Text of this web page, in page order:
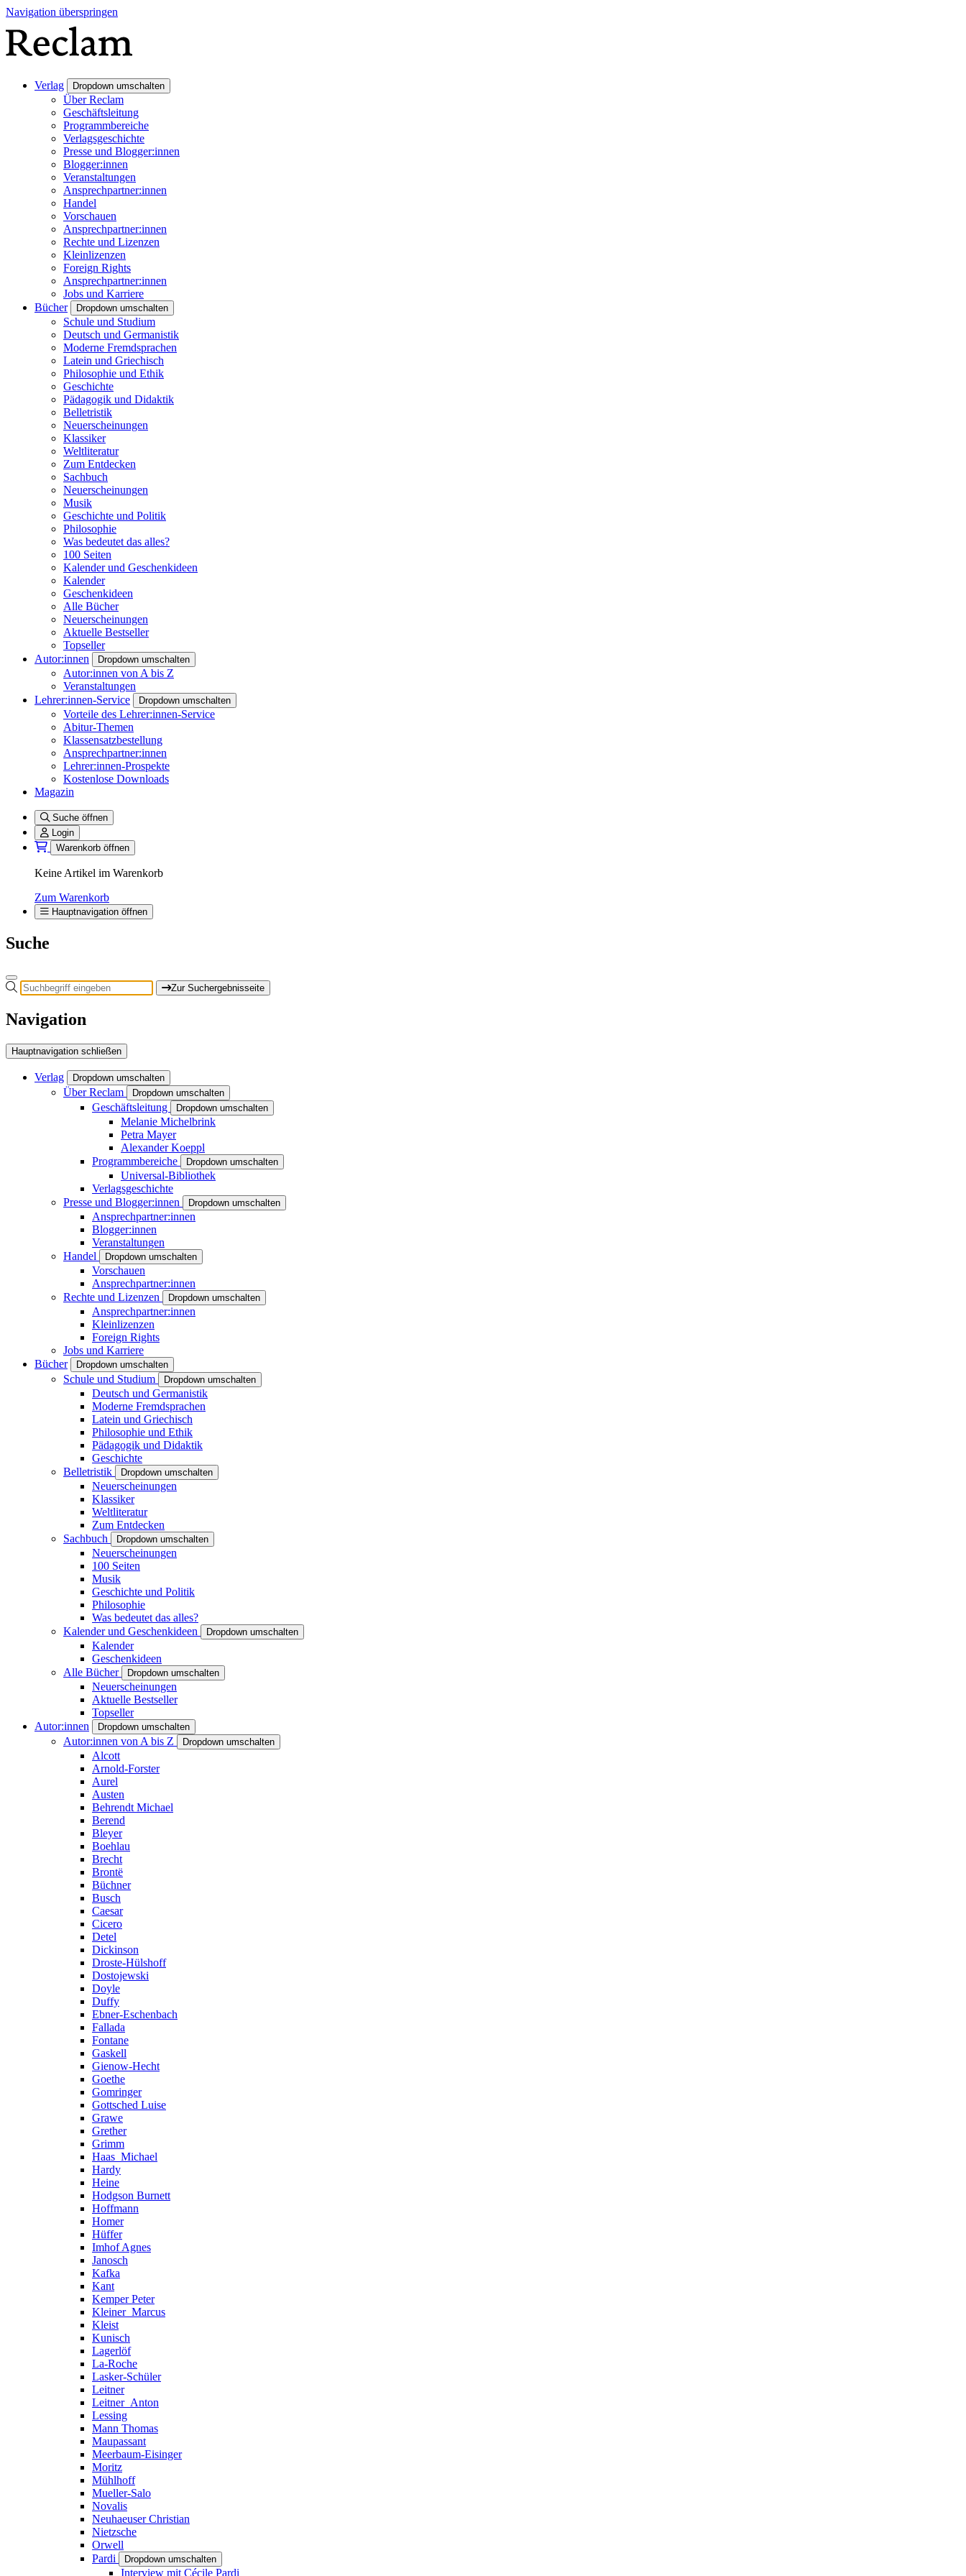
Navigation überspringen
Verlag Dropdown umschalten
Über Reclam
Geschäftsleitung
Programmbereiche
Verlagsgeschichte
Presse und Blogger:innen
Blogger:innen
Veranstaltungen
Ansprechpartner:innen
Handel
Vorschauen
Ansprechpartner:innen
Rechte und Lizenzen
Kleinlizenzen
Foreign Rights
Ansprechpartner:innen
Jobs und Karriere
Bücher
Dropdown umschalten
Schule und Studium
Deutsch und Germanistik
Moderne Fremdsprachen
Latein und Griechisch
Philosophie und Ethik
Geschichte
Pädagogik und Didaktik
Belletristik
Neuerscheinungen
Klassiker
Weltliteratur
Zum Entdecken
Sachbuch
Neuerscheinungen
Musik
Geschichte und Politik
Philosophie
Was bedeutet das alles?
100 Seiten
Kalender und Geschenkideen
Kalender
Geschenkideen
Alle Bücher
Neuerscheinungen
Aktuelle Bestseller
Topseller
Autor:innen
Dropdown umschalten
Autor:innen von A bis Z
Veranstaltungen
Lehrer:innen-Service
Dropdown umschalten
Vorteile des Lehrer:innen-Service
Abitur-Themen
Klassensatzbestellung
Ansprechpartner:innen
Lehrer:innen-Prospekte
Kostenlose Downloads
Magazin
Suche öffnen
Login
Warenkorb öffnen
Keine Artikel im Warenkorb
Zum Warenkorb
Hauptnavigation öffnen
Suche
Zur Suchergebnisseite
Navigation
Hauptnavigation schließen
Verlag Dropdown umschalten
Über Reclam Dropdown umschalten
Geschäftsleitung Dropdown umschalten
Melanie Michelbrink
Petra Mayer
Alexander Koeppl
Programmbereiche
Dropdown umschalten
Universal-Bibliothek
Verlagsgeschichte
Presse und Blogger:innen
Dropdown umschalten
Ansprechpartner:innen
Blogger:innen
Veranstaltungen
Handel
Dropdown umschalten
Vorschauen
Ansprechpartner:innen
Rechte und Lizenzen
Dropdown umschalten
Ansprechpartner:innen
Kleinlizenzen
Foreign Rights
Jobs und Karriere
Bücher
Dropdown umschalten
Schule und Studium Dropdown umschalten
Deutsch und Germanistik
Moderne Fremdsprachen
Latein und Griechisch
Philosophie und Ethik
Pädagogik und Didaktik
Geschichte
Belletristik
Dropdown umschalten
Neuerscheinungen
Klassiker
Weltliteratur
Zum Entdecken
Sachbuch
Dropdown umschalten
Neuerscheinungen
100 Seiten
Musik
Geschichte und Politik
Philosophie
Was bedeutet das alles?
Kalender und Geschenkideen
Dropdown umschalten
Kalender
Geschenkideen
Alle Bücher
Dropdown umschalten
Neuerscheinungen
Aktuelle Bestseller
Topseller
Autor:innen
Dropdown umschalten
Autor:innen von A bis Z Dropdown umschalten
Alcott
Arnold-Forster
Aurel
Austen
Behrendt Michael
Berend
Bleyer
Boehlau
Brecht
Brontë
Büchner
Busch
Caesar
Cicero
Detel
Dickinson
Droste-Hülshoff
Dostojewski
Doyle
Duffy
Ebner-Eschenbach
Fallada
Fontane
Gaskell
Gienow-Hecht
Goethe
Gomringer
Gottsched Luise
Grawe
Grether
Grimm
Haas_Michael
Hardy
Heine
Hodgson Burnett
Hoffmann
Homer
Hüffer
Imhof Agnes
Janosch
Kafka
Kant
Kemper Peter
Kleiner_Marcus
Kleist
Kunisch
Lagerlöf
La-Roche
Lasker-Schüler
Leitner
Leitner_Anton
Lessing
Mann Thomas
Maupassant
Meerbaum-Eisinger
Moritz
Mühlhoff
Mueller-Salo
Novalis
Neuhaeuser Christian
Nietzsche
Orwell
Pardi
Dropdown umschalten
Interview mit Cécile Pardi